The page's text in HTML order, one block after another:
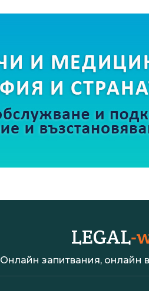
Онлайн запитвания, онлайн